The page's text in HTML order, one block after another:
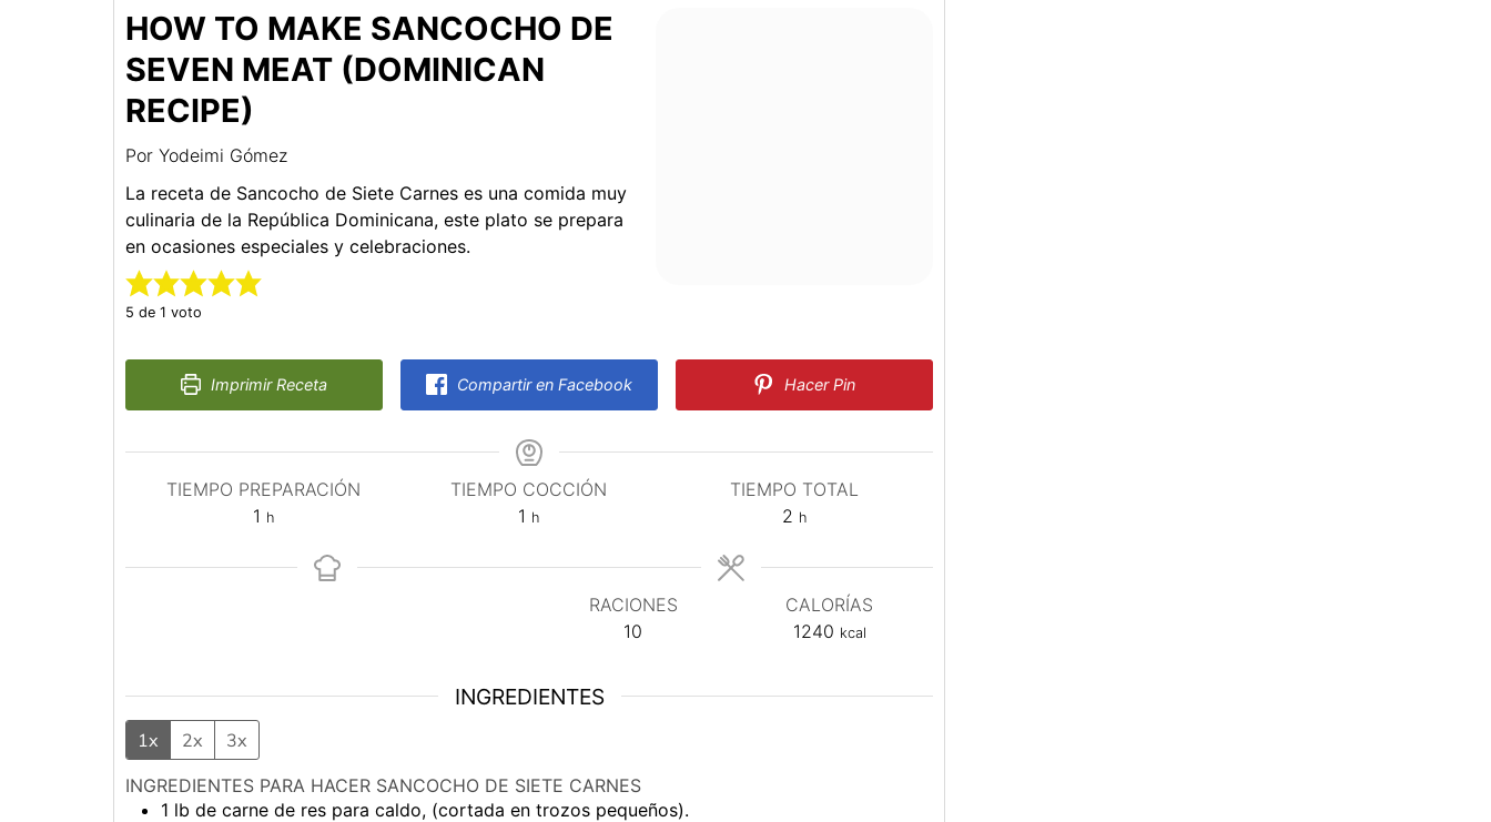
HOW TO MAKE SANCOCHO DE
SEVEN MEAT (DOMINICAN
RECIPE)
Por Yodeimi Gómez
La receta de Sancocho de Siete Carnes es una comida muy
culinaria de la República Dominicana, este plato se prepara
en ocasiones especiales y celebraciones.
5 de 1 voto
Imprimir Receta Compartir en Facebook Hacer Pin
TIEMPO PREPARACIÓN
1 hora
h
TIEMPO COCCIÓN
1 hora
h
TIEMPO TOTAL
2 horas
h
RACIONES
10
CALORÍAS
1240 kcal
INGREDIENTES
1x 2x 3x
INGREDIENTES PARA HACER SANCOCHO DE SIETE CARNES
1 lb de carne de res para caldo, (cortada en trozos pequeños).